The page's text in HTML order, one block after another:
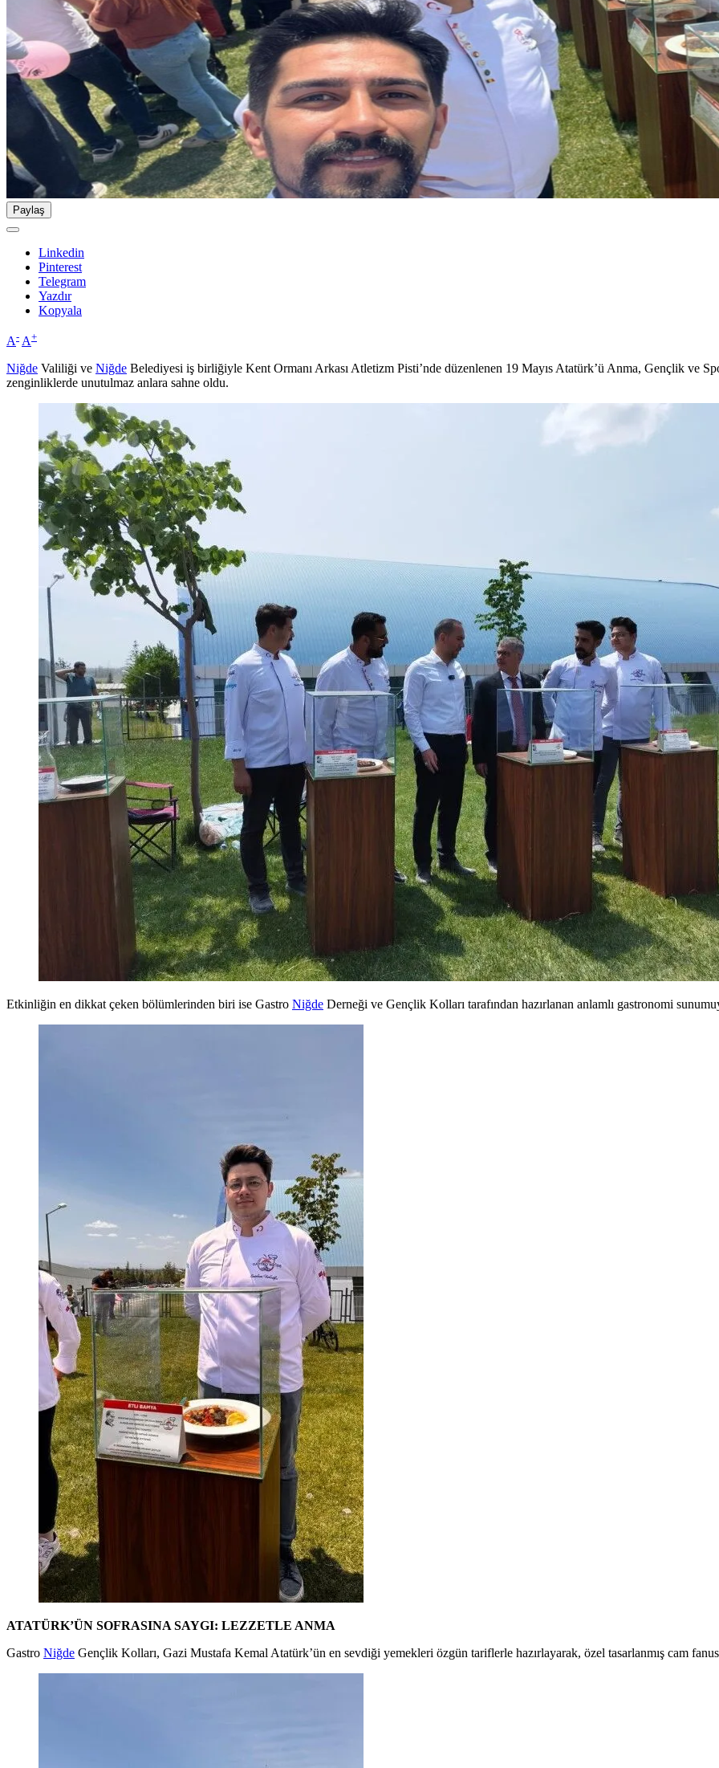
Paylaş
Linkedin
Pinterest
Telegram
Yazdır
Kopyala
A- A+
Niğde Valiliği ve Niğde Belediyesi iş birliğiyle Kent Ormanı Arkası Atletizm Pisti’nde düzenlenen 19 Mayıs Atatürk’ü Anma, Gençlik ve
zenginliklerde unutulmaz anlara sahne oldu.
Etkinliğin en dikkat çeken bölümlerinden biri ise Gastro Niğde Derneği ve Gençlik Kolları tarafından hazırlanan anlamlı gastronomi
ATATÜRK’ÜN SOFRASINA SAYGI: LEZZETLE ANMA
Gastro Niğde Gençlik Kolları, Gazi Mustafa Kemal Atatürk’ün en sevdiği yemekleri özgün tariflerle hazırlayarak, özel tasarlanmış cam